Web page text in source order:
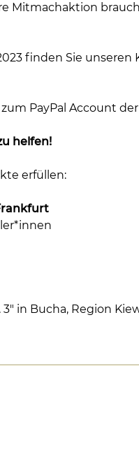
Mitmachaktion
finden Sie
PayPal Account
helfen!
erfüllen:
in Bucha, Region